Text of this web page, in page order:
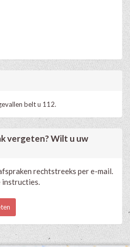
belt u 112.
vergeten? Wilt u uw
rechtstreeks per e-mail.